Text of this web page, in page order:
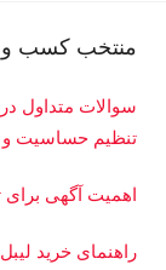
منتخب کسب و
سوالات متداول
تنظیم حساسیت
اهمیت آگهی
راهنمای خرید